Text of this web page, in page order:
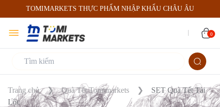
TOMIMARKETS THỰC PHẨM NHẬP KHẨU CHÂU ÂU
0
Trang chủ Quà Tết Tomimarkets
SET Quà Tết Tài
Lộc